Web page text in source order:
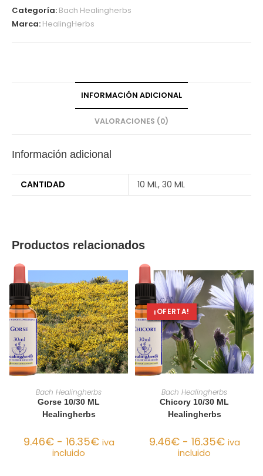
Categoría: Bach Healingherbs
Marca: HealingHerbs
INFORMACIÓN ADICIONAL
VALORACIONES (0)
Información adicional
CANTIDAD 10 ML, 30 ML
Productos relacionados
SELECCIONAR OPCIONES
Bach Healingherbs
Gorse 10/30 ML
Healingherbs
9.46€ - 16.35€ iva
incluido
¡OFERTA!
SELECCIONAR OPCIONES
Bach Healingherbs
Chicory 10/30 ML
Healingherbs
9.46€ - 16.35€ iva
incluido